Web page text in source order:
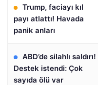
Trump, faciayı kıl
payı atlattı! Havada
panik anları
ABD’de silahlı saldırı!
Destek istendi: Çok
sayıda ölü var